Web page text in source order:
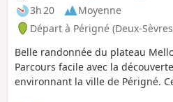
3h 20
Moyenne
Départ à Périgné (Deux-
Belle randonnée du plateau
Parcours facile avec la
environnant la ville de Périgné.